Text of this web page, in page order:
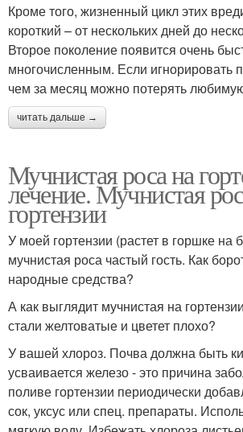
Кроме того, жизненный цикл этих
короткий – от нескольких дней до
Второе поколение появится очень
многочисленным. Если игнорировать
чем за месяц можно потерять
читать дальше →
Мучнистая роса на
лечение. Мучнистая
гортензии
У моей гортензии (растет в горшке на
мучнистая роса частый гость. Как
народные средства?
А как выглядит мучнистая на
стали желтоватые и цветет плохо?
У вашей хлороз. Почва должна быть
усваивается железо - это причина
поливе гортензии периодически
сок, уксус или спец. препараты.